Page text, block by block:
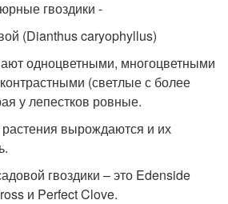
гвоздики -
(Dianthus caryophyllus)
одноцветными, многоцветными
(светлые с более
у лепестков ровные.
растения вырождаются и их
гвоздики – это Edenside
и Perfect Clove.